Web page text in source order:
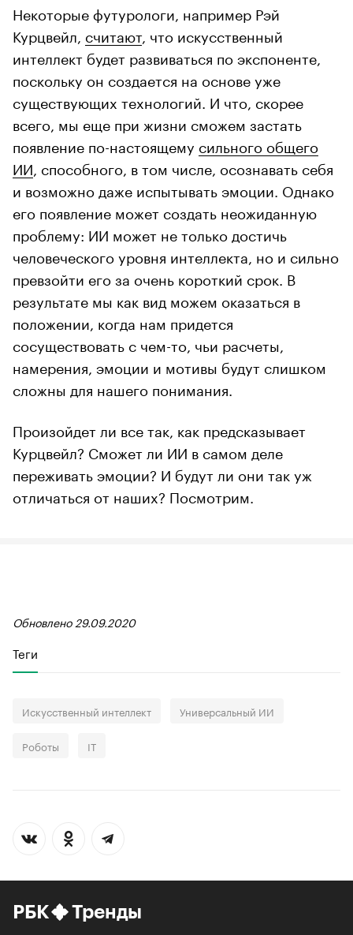
Некоторые футурологи, например Рэй
Курцвейл, считают, что искусственный
интеллект будет развиваться по экспоненте,
поскольку он создается на основе уже
существующих технологий. И что, скорее
всего, мы еще при жизни сможем застать
появление по-настоящему сильного общего
ИИ , способного, в том числе, осознавать себя
и возможно даже испытывать эмоции. Однако
его появление может создать неожиданную
проблему: ИИ может не только достичь
человеческого уровня интеллекта, но и сильно
превзойти его за очень короткий срок. В
результате мы как вид можем оказаться в
положении, когда нам придется
сосуществовать с чем-то, чьи расчеты,
намерения, эмоции и мотивы будут слишком
сложны для нашего понимания.
Произойдет ли все так, как предсказывает
Курцвейл? Сможет ли ИИ в самом деле
переживать эмоции? И будут ли они так уж
отличаться от наших? Посмотрим.
Обновлено 29.09.2020
Теги
Искусственный интеллект Универсальный ИИ
Роботы IT
РБК Тренды